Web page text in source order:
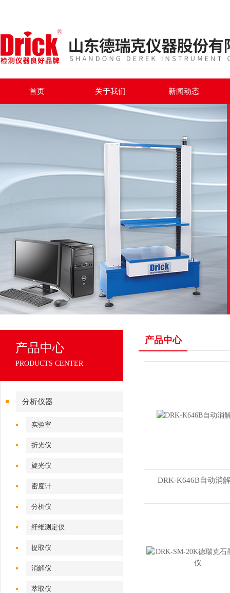
首页 关于我们 新闻动态
产品中心
PRODUCTS CENTER
分析仪器
实验室
折光仪
旋光仪
密度计
分析仪
纤维测定仪
提取仪
消解仪
萃取仪
产品中心
DRK-K646B自动消